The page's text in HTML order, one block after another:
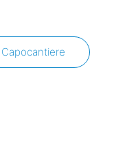
Capocantiere